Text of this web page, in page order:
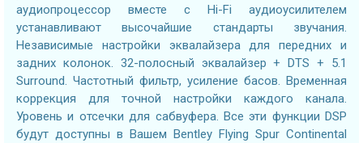
аудиопроцессор вместе с Hi-Fi аудиоусилителем
устанавливают высочайшие стандарты звучания.
Независимые настройки эквалайзера для передних и
задних колонок. 32-полосный эквалайзер + DTS + 5.1
Surround. Частотный фильтр, усиление басов. Временная
коррекция для точной настройки каждого канала.
Уровень и отсечки для сабвуфера. Все эти функции DSP
будут доступны в Вашем Bentley Flying Spur Continental